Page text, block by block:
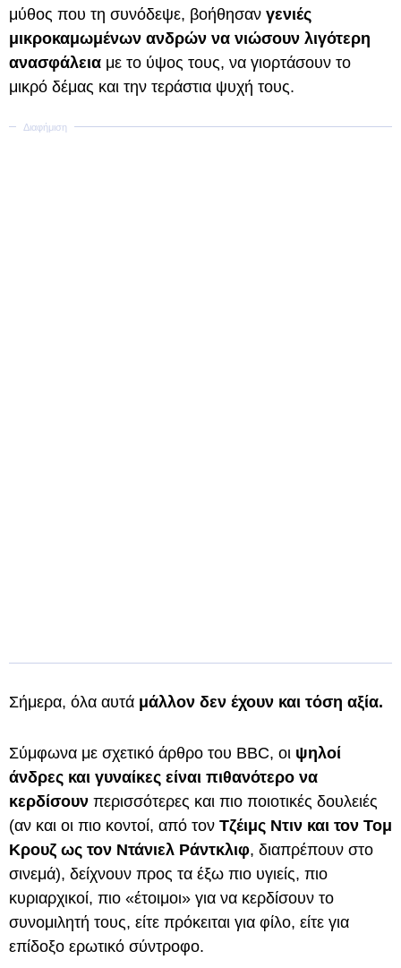
μύθος που τη συνόδεψε, βοήθησαν γενιές
μικροκαμωμένων ανδρών να νιώσουν λιγότερη
ανασφάλεια με το ύψος τους, να γιορτάσουν το
μικρό δέμας και την τεράστια ψυχή τους.
Σήμερα, όλα αυτά μάλλον δεν έχουν και τόση αξία.
Σύμφωνα με σχετικό άρθρο του BBC, οι ψηλοί
άνδρες και γυναίκες είναι πιθανότερο να
κερδίσουν περισσότερες και πιο ποιοτικές δουλειές
(αν και οι πιο κοντοί, από τον Τζέιμς Ντιν και τον Τομ
Κρουζ ως τον Ντάνιελ Ράντκλιφ, διαπρέπουν στο
σινεμά), δείχνουν προς τα έξω πιο υγιείς, πιο
κυριαρχικοί, πιο «έτοιμοι» για να κερδίσουν το
συνομιλητή τους, είτε πρόκειται για φίλο, είτε για
επίδοξο ερωτικό σύντροφο.